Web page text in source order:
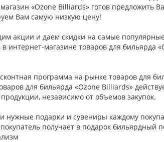
«Ozone Billiards» готов предложить
Вам самую низкую цену!
акции и даем скидки на самые
интернет-магазине товаров для бильярда
программа на рынке товаров для
для бильярда «Ozone Billiards»
независимо от объемов закупок.
нужные подарки и сувениры каждому
получает в подарок бильярдный